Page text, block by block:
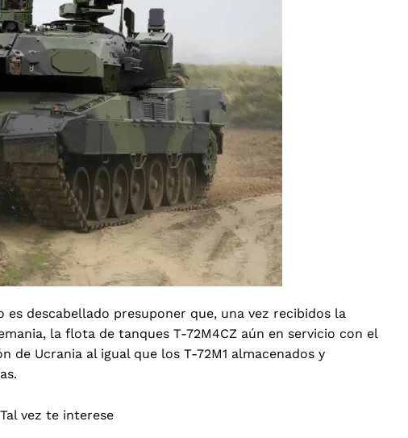
descabellado presuponer que, una vez recibidos la
la flota de tanques T-72M4CZ aún en servicio con el
de Ucrania al igual que los T-72M1 almacenados y
Tal vez te interese